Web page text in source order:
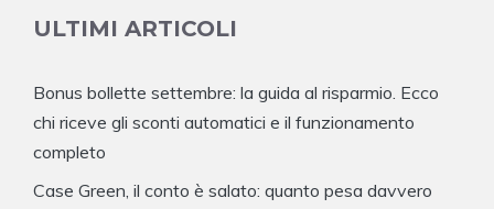
ULTIMI ARTICOLI
Bonus bollette settembre: la guida al risparmio. Ecco
chi riceve gli sconti automatici e il funzionamento
completo
Case Green, il conto è salato: quanto pesa davvero